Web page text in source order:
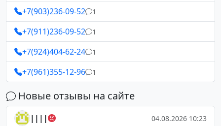
+7(903)236-09-52 1
+7(911)236-09-52 1
+7(924)404-62-24 1
+7(961)355-12-96 1
Новые отзывы на сайте
|||| 04.08.2026 10:23